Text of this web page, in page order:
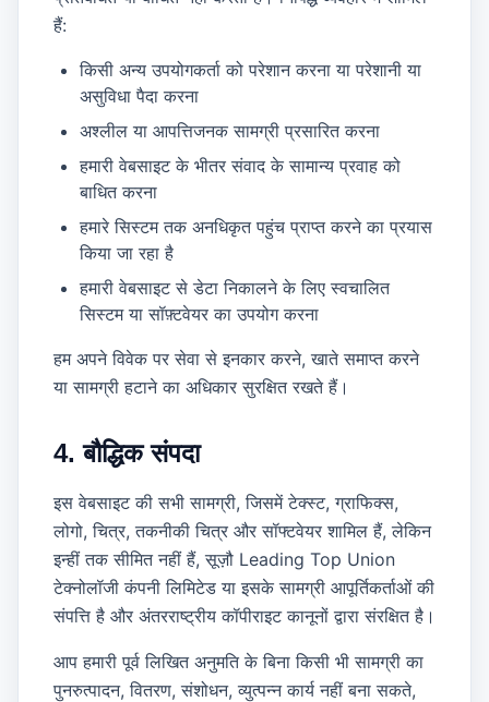
हैं:
किसी अन्य उपयोगकर्ता को परेशान करना या परेशानी या
असुविधा पैदा करना
अश्लील या आपत्तिजनक सामग्री प्रसारित करना
हमारी वेबसाइट के भीतर संवाद के सामान्य प्रवाह को
बाधित करना
हमारे सिस्टम तक अनधिकृत पहुंच प्राप्त करने का प्रयास
किया जा रहा है
हमारी वेबसाइट से डेटा निकालने के लिए स्वचालित
सिस्टम या सॉफ़्टवेयर का उपयोग करना
हम अपने विवेक पर सेवा से इनकार करने, खाते समाप्त करने
या सामग्री हटाने का अधिकार सुरक्षित रखते हैं।
4. बौद्धिक संपदा
इस वेबसाइट की सभी सामग्री, जिसमें टेक्स्ट, ग्राफिक्स,
लोगो, चित्र, तकनीकी चित्र और सॉफ्टवेयर शामिल हैं, लेकिन
इन्हीं तक सीमित नहीं हैं, सूज़ौ Leading Top Union
टेक्नोलॉजी कंपनी लिमिटेड या इसके सामग्री आपूर्तिकर्ताओं की
संपत्ति है और अंतरराष्ट्रीय कॉपीराइट कानूनों द्वारा संरक्षित है।
आप हमारी पूर्व लिखित अनुमति के बिना किसी भी सामग्री का
पुनरुत्पादन, वितरण, संशोधन, व्युत्पन्न कार्य नहीं बना सकते,